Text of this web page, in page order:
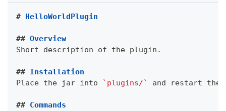
# HelloWorldPlugin
## Overview
Short description of the plugin.
## Installation
Place the jar into
`plugins/` and restart the
## Commands